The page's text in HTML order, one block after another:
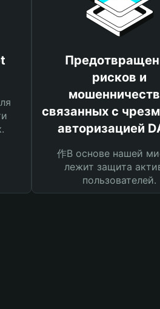
рисков и
связанных с
авторизацией
作В основе нашей
лежит защита
пользователей.